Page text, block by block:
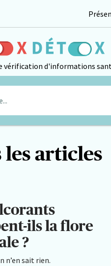
vérification d'informations
les articles
ils la flore
?
n’en sait rien.